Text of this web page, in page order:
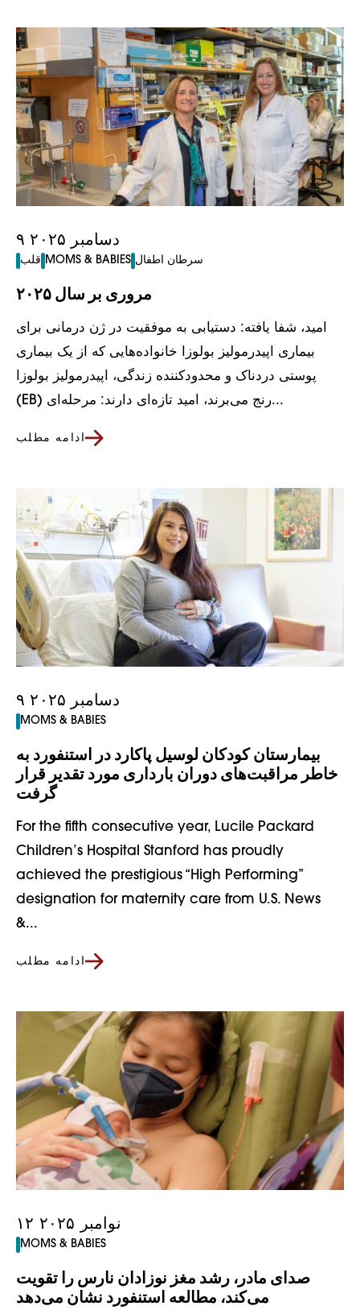
۹ دسامبر ۲۰۲۵
قلب MOMS & BABIES سرطان اطفال
مروری بر سال ۲۰۲۵
امید، شفا یافته: دستیابی به موفقیت در ژن درمانی برای
بیماری اپیدرمولیز بولوزا خانواده‌هایی که از یک بیماری
پوستی دردناک و محدودکننده زندگی، اپیدرمولیز بولوزا
(EB) رنج می‌برند، امید تازه‌ای دارند: مرحله‌ای...
ادامه مطلب
۹ دسامبر ۲۰۲۵
MOMS & BABIES
بیمارستان کودکان لوسیل پاکارد در استنفورد به
خاطر مراقبت‌های دوران بارداری مورد تقدیر قرار
گرفت
For the fifth consecutive year, Lucile Packard
Children’s Hospital Stanford has proudly
achieved the prestigious “High Performing”
designation for maternity care from U.S. News
&...
ادامه مطلب
۱۲ نوامبر ۲۰۲۵
MOMS & BABIES
صدای مادر، رشد مغز نوزادان نارس را تقویت
می‌کند، مطالعه استنفورد نشان می‌دهد